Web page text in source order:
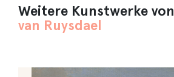
Weitere Kunstwerke von
van Ruysdael